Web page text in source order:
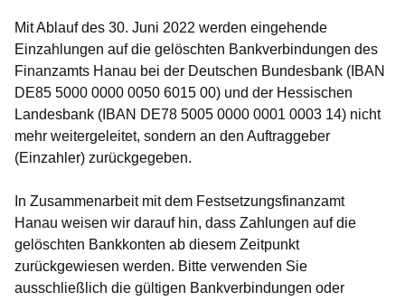
Mit Ablauf des 30. Juni 2022 werden eingehende
Einzahlungen auf die gelöschten Bankverbindungen des
Finanzamts Hanau bei der Deutschen Bundesbank (IBAN
DE85 5000 0000 0050 6015 00) und der Hessischen
Landesbank (IBAN DE78 5005 0000 0001 0003 14) nicht
mehr weitergeleitet, sondern an den Auftraggeber
(Einzahler) zurückgegeben.
In Zusammenarbeit mit dem Festsetzungsfinanzamt
Hanau weisen wir darauf hin, dass Zahlungen auf die
gelöschten Bankkonten ab diesem Zeitpunkt
zurückgewiesen werden. Bitte verwenden Sie
ausschließlich die gültigen Bankverbindungen oder